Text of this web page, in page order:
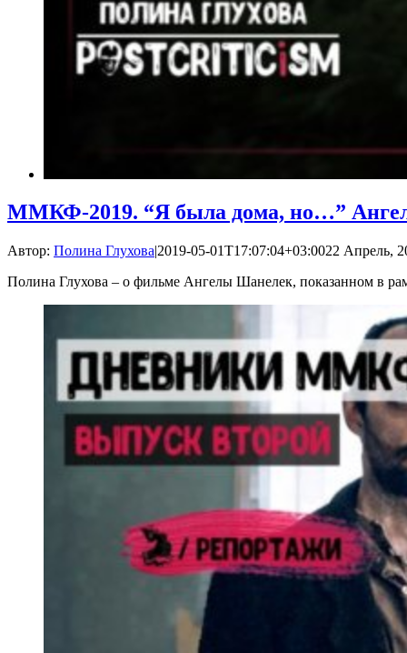
ММКФ-2019. “Я была дома, но…”
Автор: Полина Глухова|2019-05-01T17:07:04+03:0022 Апрель,
Полина Глухова – о фильме Ангелы Шанелек, показанном в